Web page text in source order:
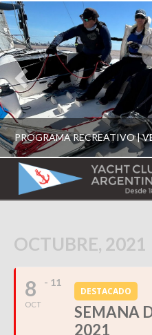
ESCUELA
YACHT
OCTUBRE, 2021
8
OCT
- 11
DESTACADO
SEMANA
2021